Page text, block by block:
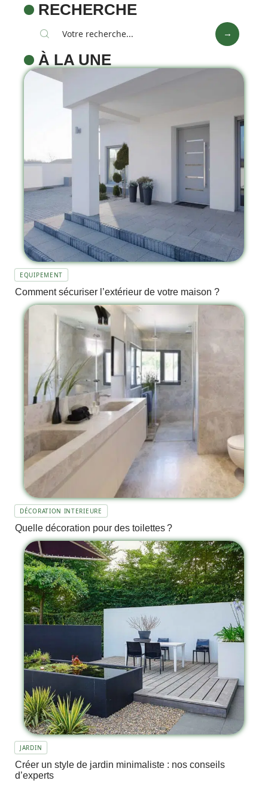
RECHERCHE
À LA UNE
EQUIPEMENT
Comment sécuriser l’extérieur de votre maison ?
DÉCORATION INTERIEURE
Quelle décoration pour des toilettes ?
JARDIN
Créer un style de jardin minimaliste : nos conseils
d’experts